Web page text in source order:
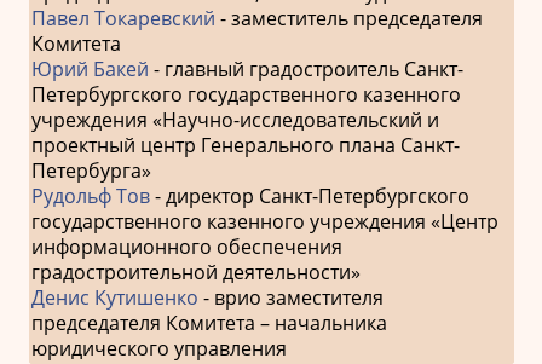
Павел Токаревский - заместитель председателя
Комитета
Юрий Бакей - главный градостроитель Санкт-
Петербургского государственного казенного
учреждения «Научно-исследовательский и
проектный центр Генерального плана Санкт-
Петербурга»
Рудольф Тов- директор Санкт-Петербургского
государственного казенного учреждения «Центр
информационного обеспечения
градостроительной деятельности»
Денис Кутишенко - врио заместителя
председателя Комитета – начальника
юридического управления